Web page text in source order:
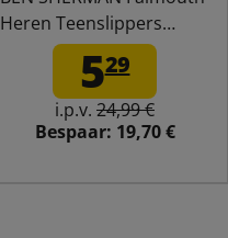
Heren Teenslippers
BEN3164-WHITE
529
i.p.v. 24,99 €
Bespaar: 19,70 €